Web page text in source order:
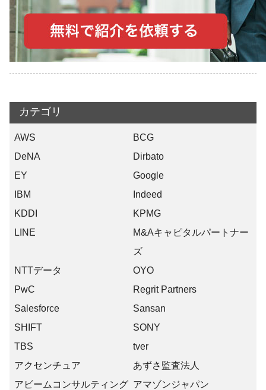
カテゴリ
AWS
BCG
DeNA
Dirbato
EY
Google
IBM
Indeed
KDDI
KPMG
LINE
M&Aキャピタルパートナー
ズ
NTTデータ
OYO
PwC
Regrit Partners
Salesforce
Sansan
SHIFT
SONY
TBS
tver
アクセンチュア
あずさ監査法人
アビームコンサルティング アマゾンジャパン